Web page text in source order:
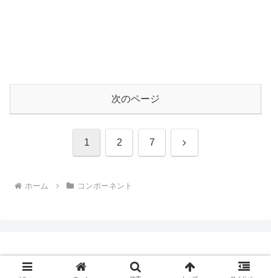
次のページ
1 2 7 次
ホーム コンポーネント
Copyright © 2009-2026 CBN Blog All Rights Reserved.